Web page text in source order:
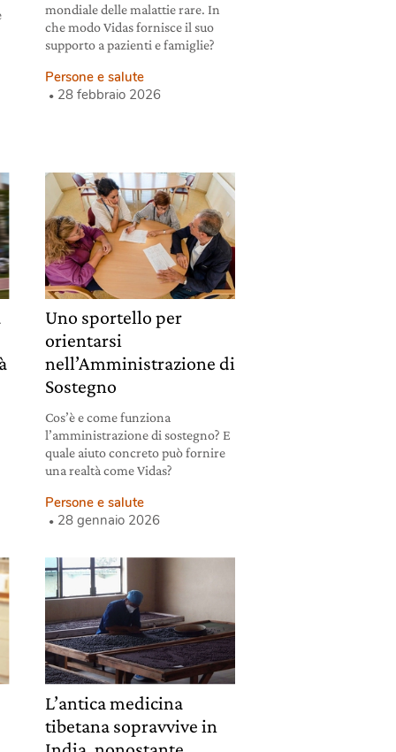
mondiale delle malattie rare. In
che modo Vidas fornisce il suo
supporto a pazienti e famiglie?
Persone e salute
28 febbraio 2026
Uno sportello per
orientarsi
nell’Amministrazione di
Sostegno
Cos’è e come funziona
l’amministrazione di sostegno? E
quale aiuto concreto può fornire
una realtà come Vidas?
Persone e salute
28 gennaio 2026
L’antica medicina
tibetana sopravvive in